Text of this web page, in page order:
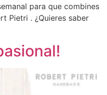
para que combines
Pietri . ¿Quieres saber